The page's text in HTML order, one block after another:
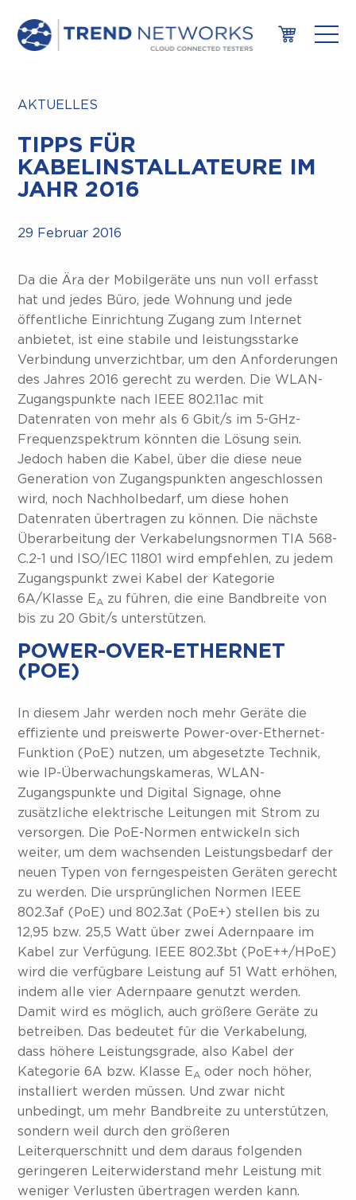
AKTUELLES
TIPPS FÜR
KABELINSTALLATEURE IM
JAHR 2016
29 Februar 2016
Da die Ära der Mobilgeräte uns nun voll erfasst
hat und jedes Büro, jede Wohnung und jede
öffentliche Einrichtung Zugang zum Internet
anbietet, ist eine stabile und leistungsstarke
Verbindung unverzichtbar, um den Anforderungen
des Jahres 2016 gerecht zu werden. Die WLAN-
Zugangspunkte nach IEEE 802.11ac mit
Datenraten von mehr als 6 Gbit/s im 5-GHz-
Frequenzspektrum könnten die Lösung sein.
Jedoch haben die Kabel, über die diese neue
Generation von Zugangspunkten angeschlossen
wird, noch Nachholbedarf, um diese hohen
Datenraten übertragen zu können. Die nächste
Überarbeitung der Verkabelungsnormen TIA 568-
C.2-1 und ISO/IEC 11801 wird empfehlen, zu jedem
Zugangspunkt zwei Kabel der Kategorie
6A/Klasse EA zu führen, die eine Bandbreite von
bis zu 20 Gbit/s unterstützen.
POWER-OVER-ETHERNET
(POE)
In diesem Jahr werden noch mehr Geräte die
effiziente und preiswerte Power-over-Ethernet-
Funktion (PoE) nutzen, um abgesetzte Technik,
wie IP-Überwachungskameras, WLAN-
Zugangspunkte und Digital Signage, ohne
zusätzliche elektrische Leitungen mit Strom zu
versorgen. Die PoE-Normen entwickeln sich
weiter, um dem wachsenden Leistungsbedarf der
neuen Typen von ferngespeisten Geräten gerecht
zu werden. Die ursprünglichen Normen IEEE
802.3af (PoE) und 802.3at (PoE+) stellen bis zu
12,95 bzw. 25,5 Watt über zwei Adernpaare im
Kabel zur Verfügung. IEEE 802.3bt (PoE++/HPoE)
wird die verfügbare Leistung auf 51 Watt erhöhen,
indem alle vier Adernpaare genutzt werden.
Damit wird es möglich, auch größere Geräte zu
betreiben. Das bedeutet für die Verkabelung,
dass höhere Leistungsgrade, also Kabel der
Kategorie 6A bzw. Klasse EA oder noch höher,
installiert werden müssen. Und zwar nicht
unbedingt, um mehr Bandbreite zu unterstützen,
sondern weil durch den größeren
Leiterquerschnitt und dem daraus folgenden
geringeren Leiterwiderstand mehr Leistung mit
weniger Verlusten übertragen werden kann.